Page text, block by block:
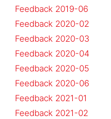
Feedback 2019-06
Feedback 2020-02
Feedback 2020-03
Feedback 2020-04
Feedback 2020-05
Feedback 2020-06
Feedback 2021-01
Feedback 2021-02